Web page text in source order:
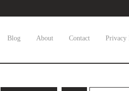
Blog About Contact Privacy